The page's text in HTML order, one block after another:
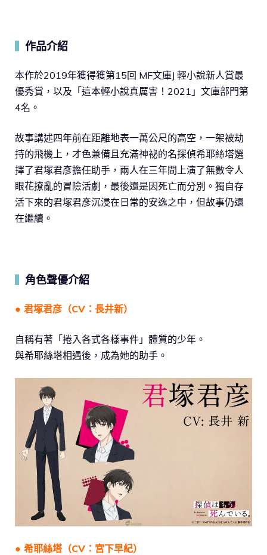
作品介紹
本作於2019年獲得獲第15回 MF文庫J 輕小說新人賞最
優秀賞，以及「這本輕小說真厲害！2021」文庫部門第
4名。
故事講述四年前在距離地表一萬公尺的高空，一架被劫
持的飛機上，才色兼備且充滿神祕的名探偵希耶絲塔選
擇了君塚君彥擔任助手，兩人在三年間上演了無數令人
眼花撩亂的冒險活劇，最後還是因死亡而分別。獨自存
活下來的君塚君彥沉浸在日常的安逸之中，但故事仍還
在繼續。
角色聲優介紹
● 君塚君彦（CV：長井新）
自稱有著「捲入各式各樣事件」體質的少年。
與希耶絲塔相遇後，成為她的助手。
● 希耶絲塔（CV：宮下早紀）